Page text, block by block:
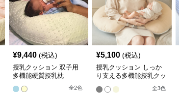
¥9,440 (税込)
授乳クッション 双子用
多機能硬質授乳枕
全2色
¥5,100 (税込)
授乳クッション しっか
り支える多機能授乳クッ
全3色